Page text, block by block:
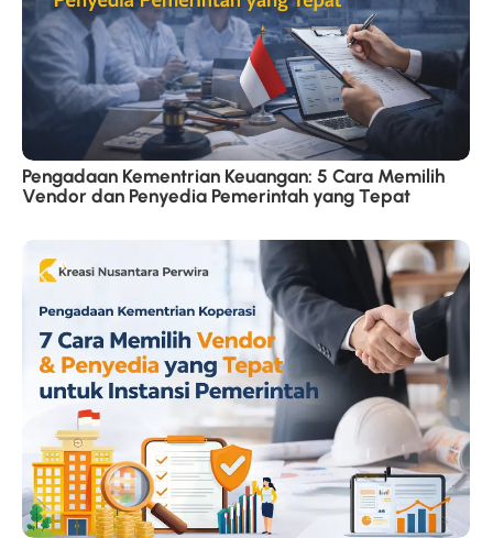
Pengadaan Kementrian Keuangan: 5 Cara Memilih
Vendor dan Penyedia Pemerintah yang Tepat